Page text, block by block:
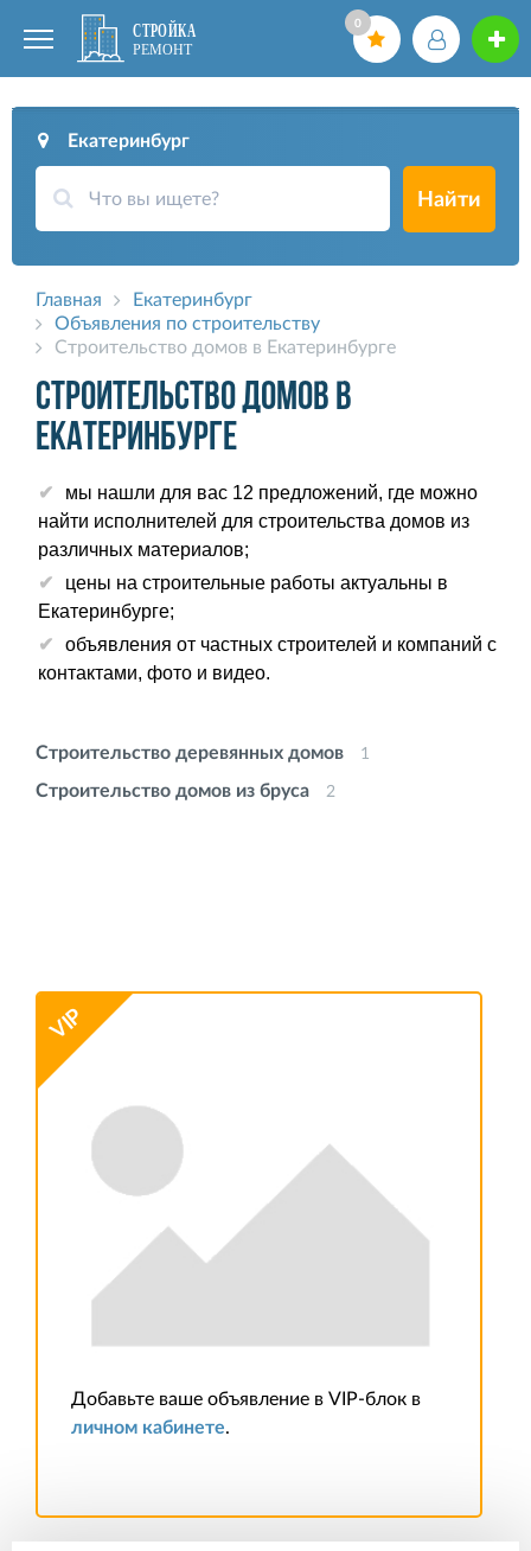
0
Екатеринбург
Найти
Главная
Екатеринбург
Объявления по строительству
Строительство домов в Екатеринбурге
Строительство домов в
Екатеринбурге
мы нашли для вас 12 предложений, где можно
найти исполнителей для строительства домов из
различных материалов;
цены на строительные работы актуальны в
Екатеринбурге;
объявления от частных строителей и компаний с
контактами, фото и видео.
Строительство деревянных домов 1
Строительство домов из бруса 2
VIP
Добавьте ваше объявление в VIP-блок в
личном кабинете.